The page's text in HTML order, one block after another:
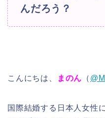
んだろう？
こんにちは、 まのん （
国際結婚する日本人女性